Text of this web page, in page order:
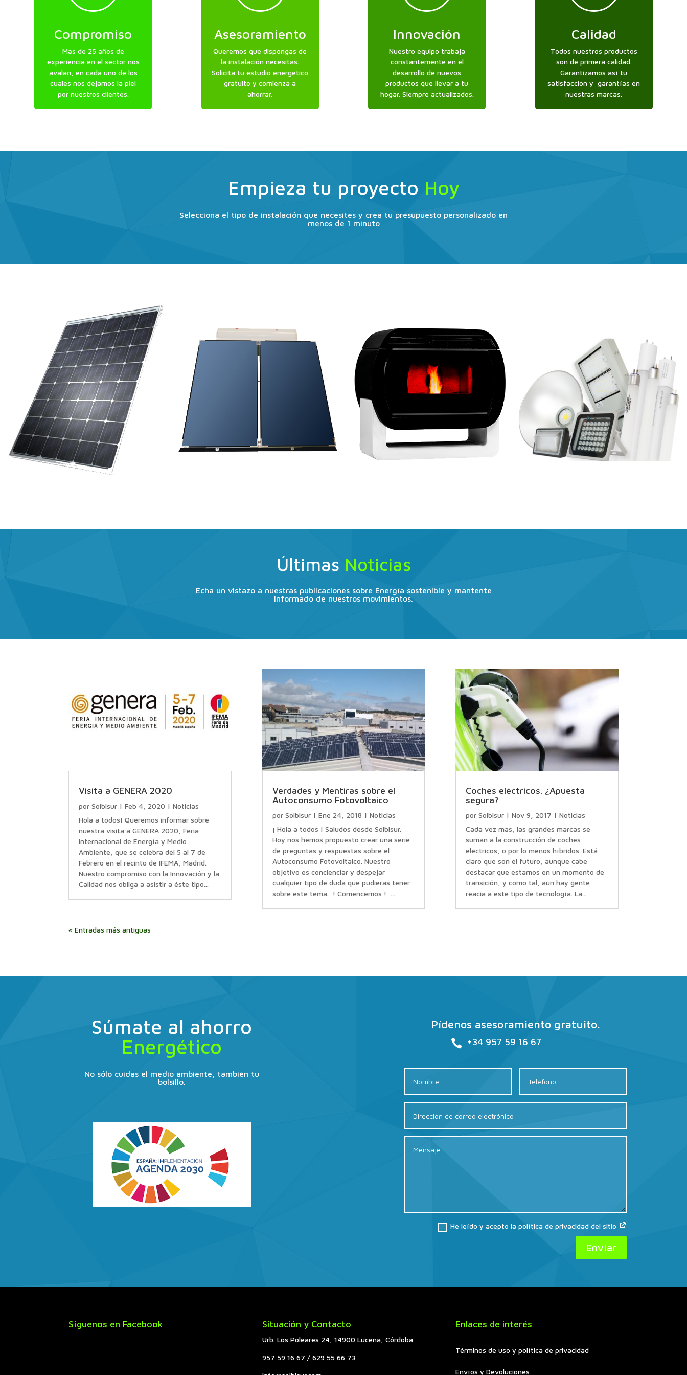
Compromiso
Mas de 25 años de
experiencia en el sector nos
avalan, en cada uno de los
cuales nos dejamos la piel
por nuestros clientes.
Asesoramiento
Queremos que dispongas de
la instalación necesitas.
Solicita tu estudio energético
gratuito y comienza a
ahorrar.
Innovación
Nuestro equipo trabaja
constantemente en el
desarrollo de nuevos
productos que llevar a tu
hogar. Siempre actualizados.
Calidad
Todos nuestros productos
son de primera calidad.
Garantizamos así tu
satisfacción y garantías en
nuestras marcas.
Empieza tu proyecto Hoy
Selecciona el tipo de instalación que necesites y crea tu presupuesto personalizado en
menos de 1 minuto
Últimas Noticias
Echa un vistazo a nuestras publicaciones sobre Energía sostenible y mantente
informado de nuestros movimientos.
Visita a GENERA 2020
porSolbisur |Feb 4, 2020 |Noticias
Hola a todos! Queremos informar sobre
nuestra visita a GENERA 2020, Feria
Internacional de Energía y Medio
Ambiente, que se celebra del 5 al 7 de
Febrero en el recinto de IFEMA, Madrid.
Nuestro compromiso con la Innovación y la
Calidad nos obliga a asistir a éste tipo...
Verdades y Mentiras sobre el
Autoconsumo Fotovoltaico
por Solbisur| Ene 24, 2018 | Noticias
¡ Hola a todos ! Saludos desde Solbisur.
Hoy nos hemos propuesto crear una serie
de preguntas y respuestas sobre el
Autoconsumo Fotovoltaico. Nuestro
objetivo es concienciar y despejar
cualquier tipo de duda que pudieras tener
sobre este tema. ! Comencemos ! ...
Coches eléctricos. ¿Apuesta
segura?
por Solbisur| Nov 9, 2017 | Noticias
Cada vez más, las grandes marcas se
suman a la construcción de coches
eléctricos, o por lo menos híbridos. Está
claro que son el futuro, aunque cabe
destacar que estamos en un momento de
transición, y como tal, aún hay gente
reacia a este tipo de tecnología. La...
« Entradas más antiguas
Súmate al ahorro
Energético
No sólo cuidas el medio ambiente, también tu
bolsillo.
Pídenos asesoramiento gratuito.
 +34 957 59 16 67
He leído y acepto la política de privacidad del sitio
Enviar
Síguenos en Facebook Situación y Contacto
Urb. Los Poleares 24, 14900 Lucena, Córdoba
957 59 16 67 / 629 55 66 73
Enlaces de interés
Términos de uso y política de privacidad
Envíos y Devoluciones